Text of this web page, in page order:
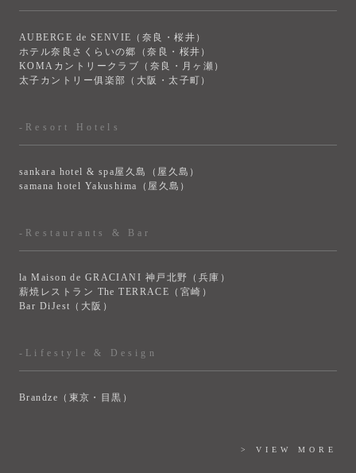
AUBERGE de SENVIE（奈良・桜井）
ホテル奈良さくらいの郷（奈良・桜井）
KOMAカントリークラブ（奈良・月ヶ瀬）
太子カントリー俱楽部（大阪・太子町）
-Resort Hotels
sankara hotel & spa屋久島（屋久島）
samana hotel Yakushima（屋久島）
-Restaurants & Bar
la Maison de GRACIANI 神戸北野（兵庫）
薪焼レストラン The TERRACE（宮崎）
Bar DiJest（大阪）
-Lifestyle & Design
Brandze（東京・目黒）
> VIEW MORE